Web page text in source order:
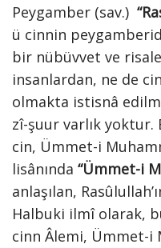
Peygamber (sav.)
ü cinnin
bir nübüvvet ve
insanlardan, ne de
olmakta istisnâ
zî-şuur varlık yoktur.
cin, Ümmet-i
lisânında “Ümmet-i
anlaşılan,
Halbuki ilmî olarak,
cinn Âlemi, Ümmet-i